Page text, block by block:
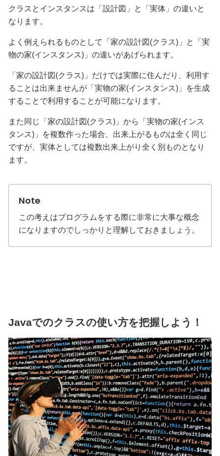
クラスとインスタンスは「設計図」と「実体」の違いと
なります。
よく例えられるものとして「家の設計図(クラス)」と「実
物の家(インスタンス)」の違いがあげられます。
「家の設計図(クラス)」だけでは実際に住んだり、利用す
ることは出来ませんが「実物の家(インスタンス)」を生成
することで利用することが可能になります。
また同じ「家の設計図(クラス)」から「実物の家(インス
タンス)」を複数作った場合、出来上がるものは全く同じ
ですが、実体としては複数出来上がり全く別ものとなり
ます。
この考えはプログラムをする際に非常に大事な概念
になりますのでしっかりと理解しておきましょう。
Javaでのクラスの使い方を把握しよう！